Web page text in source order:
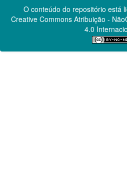
O conteúdo do repositório está
Creative CommonsAtribuição -
4.0